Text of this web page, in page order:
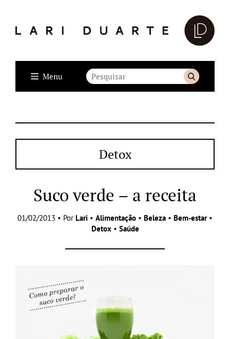
Menu
Detox
Suco verde – a receita
01/02/2013 • Por Lari • Alimentação • Beleza • Bem-estar•
Detox• Saúde